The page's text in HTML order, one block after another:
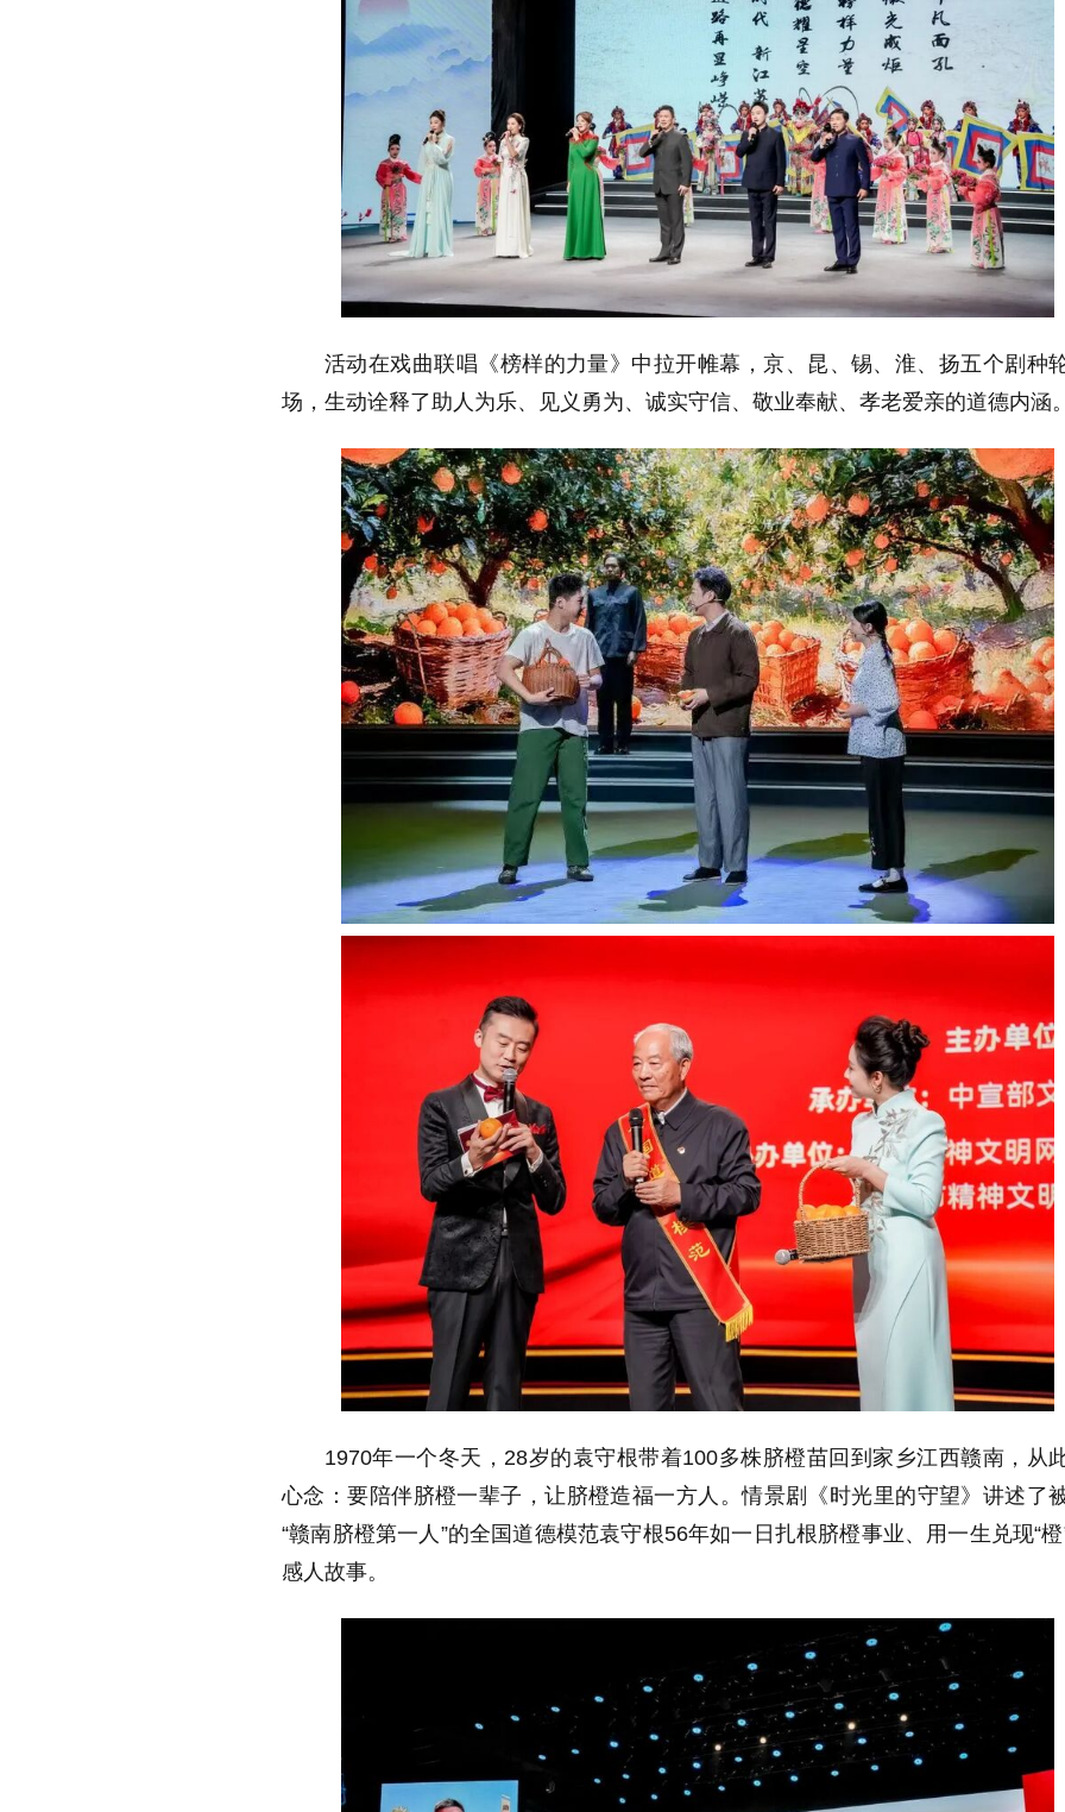
活动在戏曲联唱《榜样的力量》中拉开帷幕，京、昆、锡、淮、扬五个剧种
场，生动诠释了助人为乐、见义勇为、诚实守信、敬业奉献、孝老爱亲的道德内涵。
1970年一个冬天，28岁的袁守根带着100多株脐橙苗回到家乡江西赣南，从
心念：要陪伴脐橙一辈子，让脐橙造福一方人。情景剧《时光里的守望》讲述了
“赣南脐橙第一人”的全国道德模范袁守根56年如一日扎根脐橙事业、用一生兑现“橙
感人故事。